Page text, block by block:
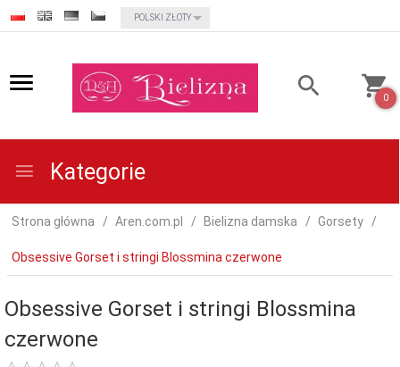
currency_h
POLSKI ZŁOTY
0
Kategorie
Strona główna Aren.com.pl Bielizna damska Gorsety
Obsessive Gorset i stringi Blossmina czerwone
Obsessive Gorset i stringi Blossmina
czerwone